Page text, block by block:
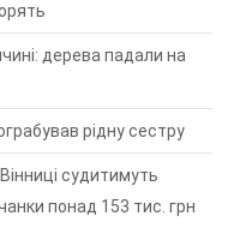
дерева падали на
рідну сестру
судитимуть
понад 153 тис. грн